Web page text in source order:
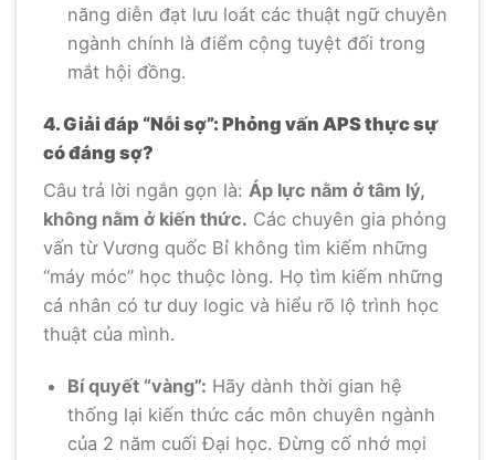
năng diễn đạt lưu loát các thuật ngữ chuyên
ngành chính là điểm cộng tuyệt đối trong
mắt hội đồng.
4. Giải đáp “Nỗi sợ”: Phỏng vấn APS thực sự
có đáng sợ?
Câu trả lời ngắn gọn là:Áp lực nằm ở tâm lý,
không nằm ở kiến thức. Các chuyên gia phỏng
vấn từ Vương quốc Bỉ không tìm kiếm những
“máy móc” học thuộc lòng. Họ tìm kiếm những
cá nhân có tư duy logic và hiểu rõ lộ trình học
thuật của mình.
Bí quyết “vàng”: Hãy dành thời gian hệ
thống lại kiến thức các môn chuyên ngành
của 2 năm cuối Đại học. Đừng cố nhớ mọi